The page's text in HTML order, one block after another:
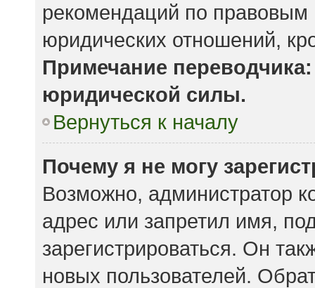
рекомендаций по правовым
юридических отношений,
Примечание
юридической силы.
Вернуться к началу
Почему я не могу
Возможно, администратор
адрес или запретил имя,
зарегистрироваться. Он
новых пользователей.